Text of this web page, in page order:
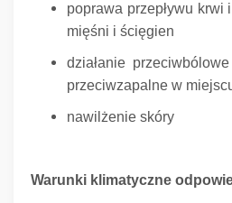
poprawa przepływu krwi
mięśni i ścięgien
działanie
przeciwzapalne w
nawilżenie skóry
Warunki klimatyczne